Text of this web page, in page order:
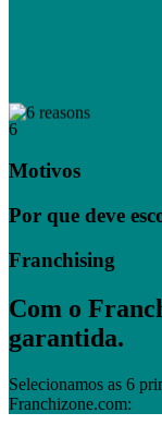
6
Motivos
Por que deve
Franchising
Com o
garantida.
Selecionamos as 6
Franchizone.com: